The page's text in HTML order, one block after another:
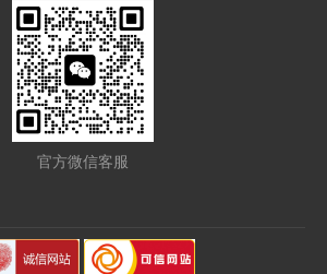
官方微信客服